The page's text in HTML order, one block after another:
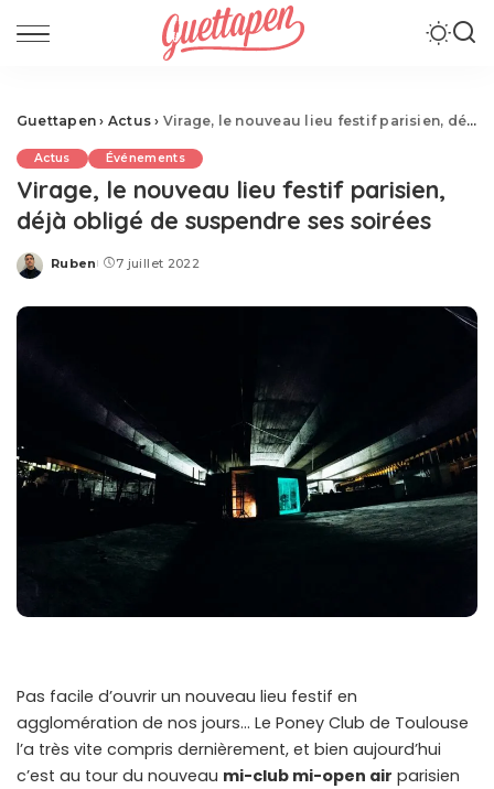
Guettapen › Actus › Virage, le nouveau lieu festif parisien, déjà obligé de suspendre ses soirées
Actus Événements
Virage, le nouveau lieu festif parisien,
déjà obligé de suspendre ses soirées
Posted
Ruben 7 juillet 2022
Pas facile d’ouvrir un nouveau lieu festif en
agglomération de nos jours… Le Poney Club de Toulouse
l’a très vite compris dernièrement, et bien aujourd’hui
c’est au tour du nouveau mi-club mi-open air parisien